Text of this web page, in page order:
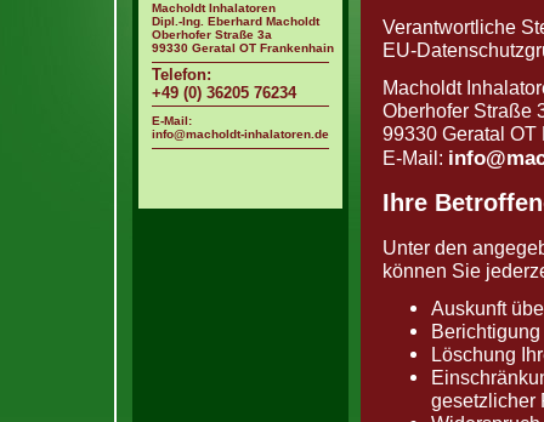
Macholdt Inhalatoren
Dipl.-Ing. Eberhard Macholdt
Oberhofer Straße 3a
99330 Geratal OT Frankenhain
Telefon:
+49 (0) 36205 76234
E-Mail:
info@macholdt-inhalatoren.de
Verantwortliche
EU-
Macholdt
Oberhofer Straße
99330 Geratal OT
E-Mail:
Ihre
Unter den
können Sie
Auskunft
Löschung
gesetzlicher